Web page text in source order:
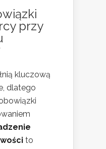
przy
kluczową
dlatego
to